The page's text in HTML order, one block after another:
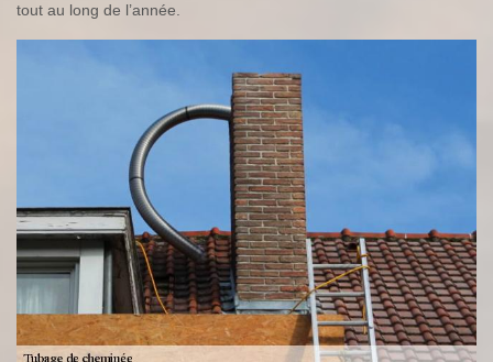
tout au long de l’année.